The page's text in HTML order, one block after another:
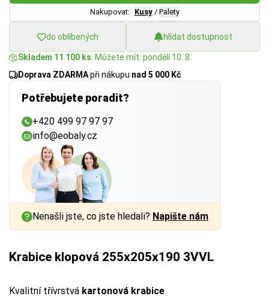
Nakupovat: Kusy / Palety
do oblíbených hlídat dostupnost
Skladem 11 100 ks . Můžete mít: pondělí 10. 8.
Doprava ZDARMApři nákupu nad 5 000 Kč
Potřebujete poradit?
+420 499 97 97 97
info@eobaly.cz
Nenašli jste, co jste hledali? Napište nám
Krabice klopová 255x205x190 3VVL
Kvalitní třívrstvá kartonová krabice